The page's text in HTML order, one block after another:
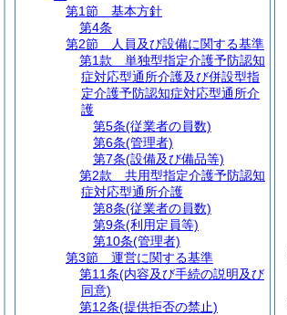
第1節
基本方針
第4条
第2節
人員及び設備に関する基準
第1款
単独型指定介護予防認知
症対応型通所介護及び併設型指
定介護予防認知症対応型通所介
護
第5条(従業者の員数)
第6条(管理者)
第7条(設備及び備品等)
第2款
共用型指定介護予防認知
症対応型通所介護
第8条(従業者の員数)
第9条(利用定員等)
第10条(管理者)
第3節
運営に関する基準
第11条(内容及び手続の説明及び
同意)
第12条(提供拒否の禁止)